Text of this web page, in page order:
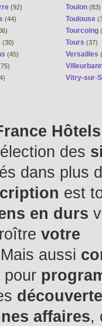
(92)
(44)
(30)
(45)
Toulon (83)
Toulouse
Tourcoing
Tours (37)
Versailles
Vitry-sur-
des
dans plus
est
en durs
votre
aussi
pour
affaires,